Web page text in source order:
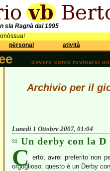
sla Ragnà dal 1995
përsonal atività
ovvero come rovinarsi
Archivio per il
Lunedì 1 Ottobre 2007, 01:04
Un derby con la D
C erto, avrei preferito non
orgoglioso: questo è un Derby